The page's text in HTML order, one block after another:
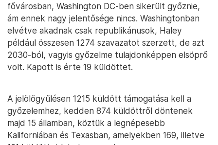
fővárosban, Washington DC-ben sikerült győznie,
ám ennek nagy jelentősége nincs. Washingtonban
elvétve akadnak csak republikánusok, Haley
például összesen 1274 szavazatot szerzett, de azt
2030-ból, vagyis győzelme tulajdonképpen elsöprő
volt. Kapott is érte 19 küldöttet.
A jelölőgyűlésen 1215 küldött támogatása kell a
győzelemhez, kedden 874 küldöttről döntenek
majd 15 államban, köztük a legnépesebb
Kaliforniában és Texasban, amelyekben 169, illetve